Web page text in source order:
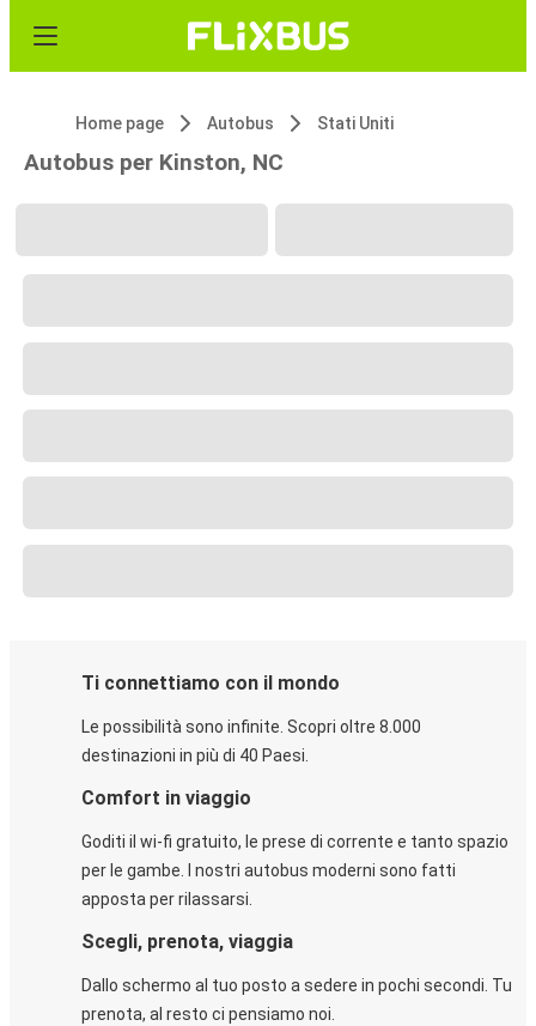
Home page Autobus Stati Uniti
Autobus per Kinston, NC
Ti connettiamo con il mondo
Le possibilità sono infinite. Scopri oltre 8.000
destinazioni in più di 40 Paesi.
Comfort in viaggio
Goditi il wi-fi gratuito, le prese di corrente e tanto spazio
per le gambe. I nostri autobus moderni sono fatti
apposta per rilassarsi.
Scegli, prenota, viaggia
Dallo schermo al tuo posto a sedere in pochi secondi. Tu
prenota, al resto ci pensiamo noi.